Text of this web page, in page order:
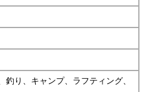
釣り、キャンプ、ラフティング、